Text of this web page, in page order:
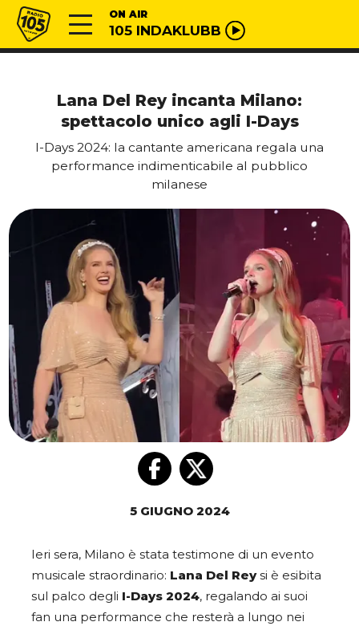
Vai al contenuto
Radio 105 ON AIR
105 INDAKLUBB
Lana Del Rey incanta Milano:
spettacolo unico agli I-Days
I-Days 2024: la cantante americana regala una
performance indimenticabile al pubblico
milanese
5 GIUGNO 2024
Ieri sera, Milano è stata testimone di un evento
musicale straordinario: Lana Del Reysi è esibita
sul palco degli I-Days 2024, regalando ai suoi
fan una performance che resterà a lungo nei